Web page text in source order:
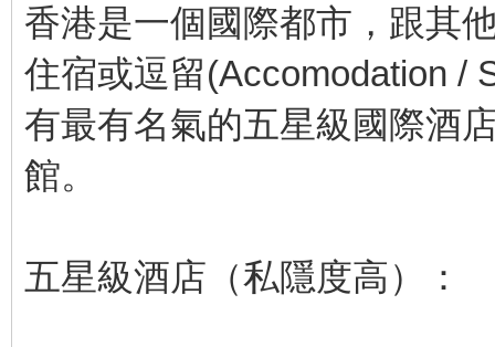
香港是一個國際都市，跟其
住宿或逗留(Accomodation /
有最有名氣的五星級國際酒
館。
五星級酒店（私隱度高）：